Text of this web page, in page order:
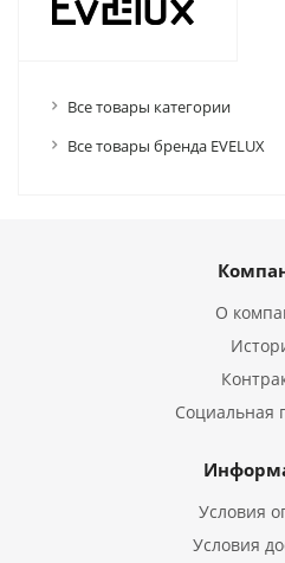
Все товары категории
Все товары бренда EVELUX
О
Социальная
Условия
Условия